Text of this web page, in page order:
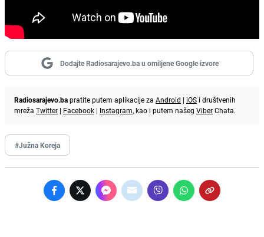
Dodajte Radiosarajevo.ba u omiljene Google izvore
Radiosarajevo.bapratite putem aplikacije za Android | iOS i društvenih
mreža Twitter | Facebook | Instagram, kao i putem našeg ViberChata.
#Južna Koreja